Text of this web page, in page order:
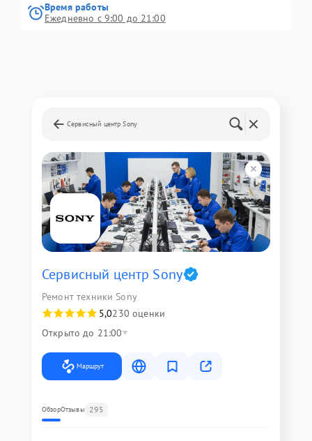
Время работы
Ежедневно с 9:00 до 21:00
Сервисный центр Sony
Сервисный центр Sony
Ремонт техники Sony
5,0230 оценки
Открыто до 21:00
Маршрут
ОбзорОтзывы 295